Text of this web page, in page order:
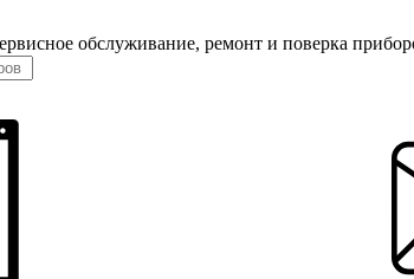
обслуживание, ремонт и поверка